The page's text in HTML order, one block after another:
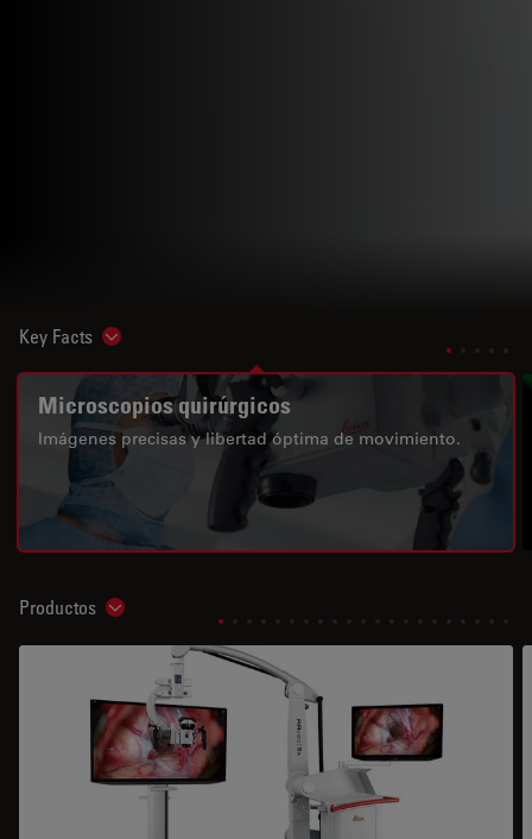
Key Facts Show subnavigation
Microscopios quirúrgicos
Imágenes precisas y libertad óptima de movimiento.
Productos Show subnavigation